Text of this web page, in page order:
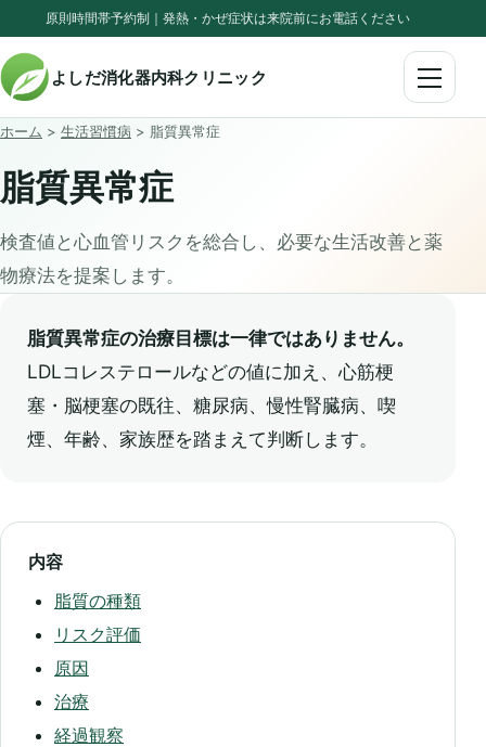
原則時間帯予約制｜発熱・かぜ症状は来院前にお電話ください
よしだ消化器内科クリニック
ホーム > 生活習慣病 > 脂質異常症
脂質異常症
検査値と心血管リスクを総合し、必要な生活改善と薬
物療法を提案します。
脂質異常症の治療目標は一律ではありません。
LDLコレステロールなどの値に加え、心筋梗
塞・脳梗塞の既往、糖尿病、慢性腎臓病、喫
煙、年齢、家族歴を踏まえて判断します。
内容
脂質の種類
リスク評価
原因
治療
経過観察